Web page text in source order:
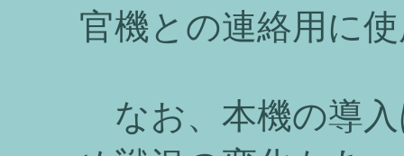
官機との連絡用に
なお、本機の導